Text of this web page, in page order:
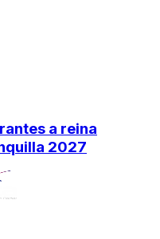
a reina
2027